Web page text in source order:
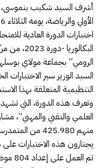
أشرف السيد شكيب بنموسى،
اختبارات الدورة العادية
الرومي” بجماعة مولاي
السيد الوزير سير الاختبارات
التنظيمية المتعلقة بهذا
وتعرف هذه الدورة، التي
تم